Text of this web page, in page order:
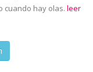
cuando hay olas. leer